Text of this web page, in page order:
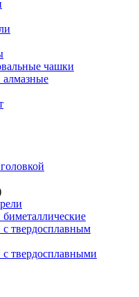
чашки
алмазные
твердосплавным
твердосплавными